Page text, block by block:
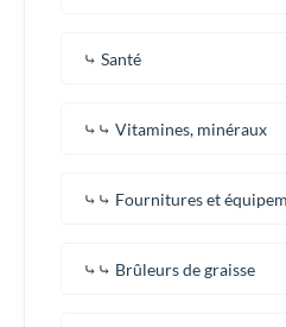
⤷ Santé
⤷⤷ Vitamines, minéraux
⤷⤷ Fournitures et
⤷⤷ Brûleurs de graisse